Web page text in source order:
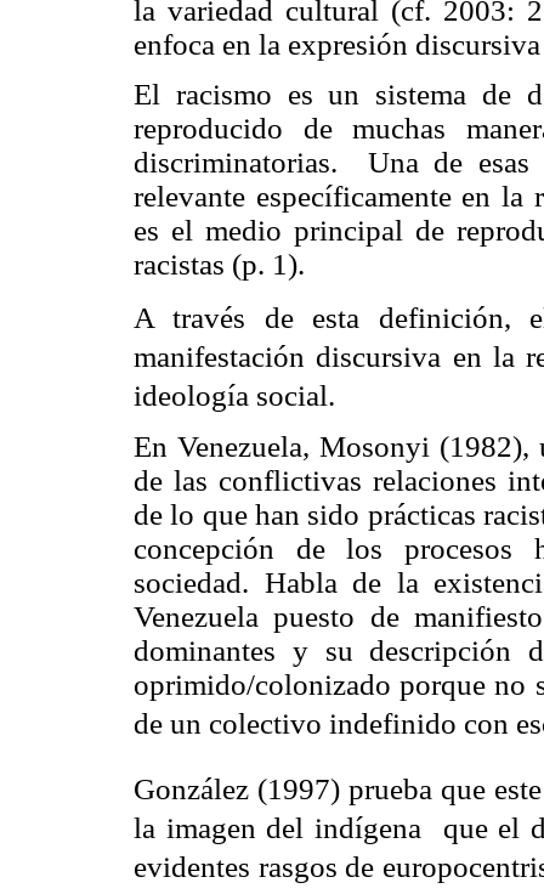
la variedad cultural (cf. 2003:
enfoca en la expresión
El racismo es un sistema de
reproducido de muchas
discriminatorias. Una de
relevante específicamente en
es el medio principal de
racistas (p. 1).
A través de esta definición,
manifestación discursiva en la
ideología social.
En Venezuela, Mosonyi (1982),
de las conflictivas relaciones
de lo que han sido prácticas
concepción de los procesos
sociedad. Habla de la
Venezuela puesto de
dominantes y su descripción
oprimido/colonizado porque no
de un colectivo indefinido con
González (1997) prueba que
la imagen del indígena que el
evidentes rasgos de